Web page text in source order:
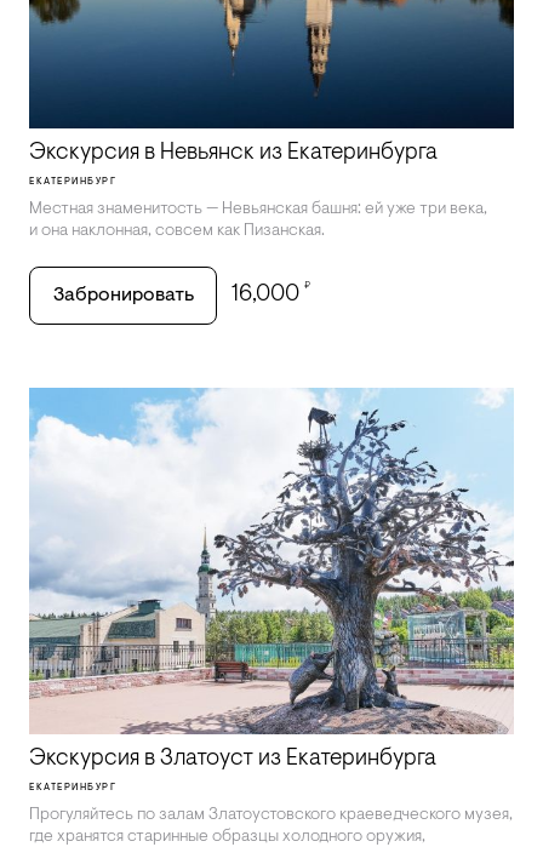
Экскурсия в Невьянск из Екатеринбурга
ЕКАТЕРИНБУРГ
Местная знаменитость — Невьянская башня: ей уже три века,
и она наклонная, совсем как Пизанская.
Забронировать 16,000 ₽
Экскурсия в Златоуст из Екатеринбурга
ЕКАТЕРИНБУРГ
Прогуляйтесь по залам Златоустовского краеведческого музея,
где хранятся старинные образцы холодного оружия,